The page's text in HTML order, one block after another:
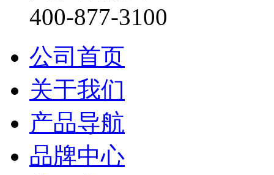
400-877-3100
公司首页
关于我们
产品导航
品牌中心